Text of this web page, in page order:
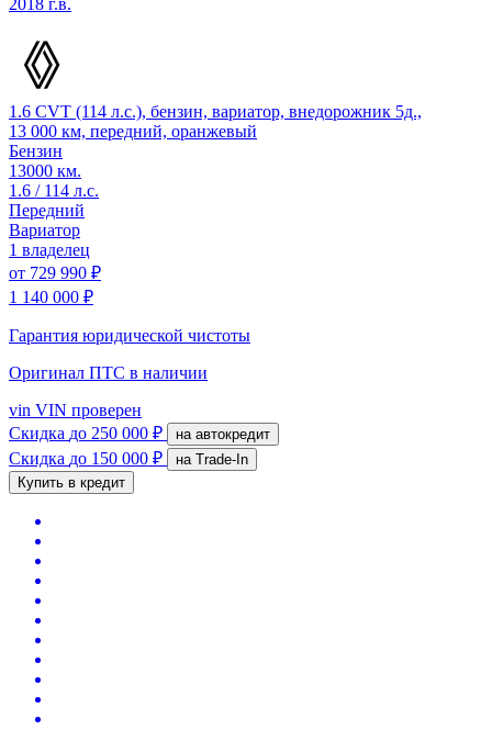
1.6 CVT (114 л.с.), бензин, вариатор, внедорожник 5д.,
13 000 км, передний, оранжевый
Бензин
13000 км.
1.6 / 114 л.с.
Передний
Вариатор
1 владелец
от 729 990 ₽
1 140 000 ₽
Гарантия юридической чистоты
Оригинал ПТС в наличии
vin VIN проверен
Скидка до 250 000 ₽ на автокредит
Скидка до 150 000 ₽
на Trade-In
Купить в кредит